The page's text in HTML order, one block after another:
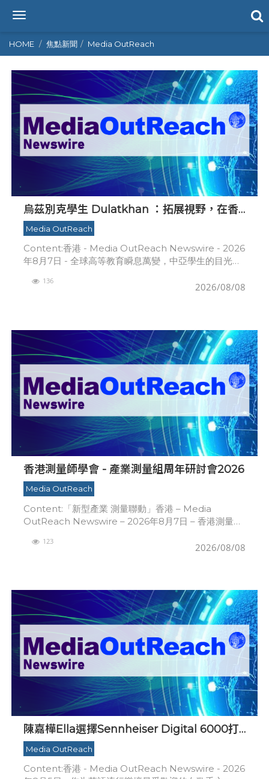
T
g
g
n
a
i
g
a
HOME 焦點新聞 Media OutReach
烏茲別克學生 Dulatkhan ：拓展視野，在香
港中文大學擘劃未來
Media OutReach
Content:香港 - Media OutReach Newswire - 2026
年8月7日 - 全球高等教育瞬息萬變，中亞學生的目光已
Dulatk
2026/08/08
136
香港測量師學會 - 產業測量組周年研討會2026
Media OutReach
Content:「新型產業 測量聯動」香港 – Media
OutReach Newswire – 2026年8月7日 – 香港測量師
假座香港富
2026/08/08
123
陳嘉樺Ella選擇Sennheiser Digital 6000打
造震撼動人的青春狂歡
Media OutReach
Content:香港 - Media OutReach Newswire - 2026